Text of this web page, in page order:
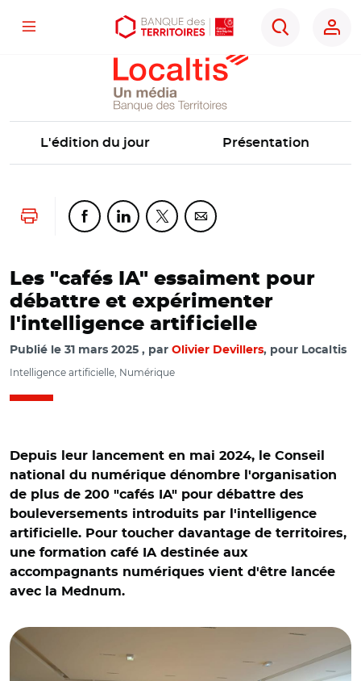
Aller
Aller
Ouvrir
d'accessibilité
Menu
Rechercher
Localtis
L'édition du jour Présentation
Lancer l'impressionPartager cette page sur Facebook
Partager cette page sur Linkedin
Partager cette page sur Twitter
Partager cette page sur
Les "cafés IA" essaiment pour
débattre et expérimenter
l'intelligence artificielle
Publié le 31 mars 2025 par Olivier Devillers, pour Localtis
Intelligence artificielle, Numérique
Depuis leur lancement en mai 2024, le Conseil
national du numérique dénombre l'organisation
de plus de 200 "cafés IA" pour débattre des
bouleversements introduits par l'intelligence
artificielle. Pour toucher davantage de territoires,
une formation café IA destinée aux
accompagnants numériques vient d'être lancée
avec la Mednum.